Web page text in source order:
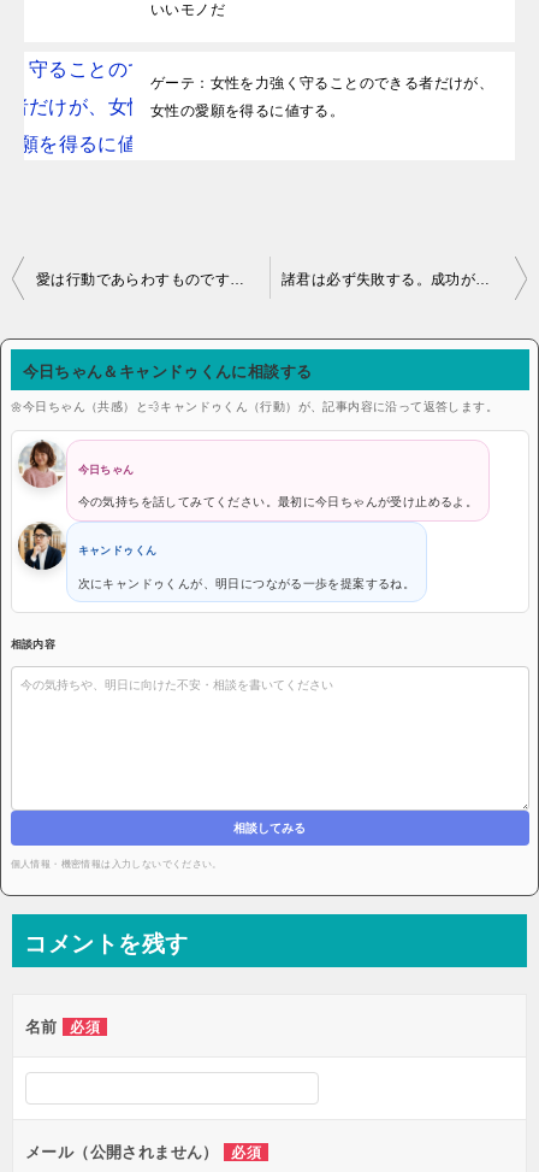
いいモノだ
ゲーテ：女性を力強く守ることのできる者だけが、
女性の愛願を得るに値する。
投稿ナビゲーション 愛は行動であらわすものです。 マザー・テレサ 諸君は必ず失敗する。成功があるかもしれませぬけど、成功より失敗が多い。失敗に打ち勝たねばならぬ。
今日ちゃん＆キャンドゥくんに相談する
🌼今日ちゃん（共感）と💨キャンドゥくん（行動）が、記事内容に沿って返答します。
今日ちゃん
今の気持ちを話してみてください。最初に今日ちゃんが受け止めるよ。
キャンドゥくん
次にキャンドゥくんが、明日につながる一歩を提案するね。
相談内容
相談してみる
個人情報・機密情報は入力しないでください。
コメントを残す
名前 必須
メール（公開されません） 必須